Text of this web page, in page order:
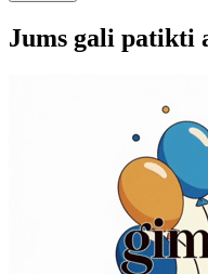
Jums gali patikti